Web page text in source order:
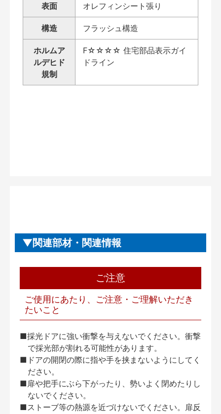
表面 オレフィンシート張り
構造 フラッシュ構造
ホルムア
ルデヒド
規制
F☆☆☆☆ 住宅部品表示ガイ
ドライン
関連部材・関連情報
ご注意
ご使用にあたり、ご注意・ご理解いただき
たいこと
■採光ドアに強い衝撃を与えないでください。衝撃
で採光部が割れる可能性があります。
■ドアの開閉の際に指や手を挟まないようにしてく
ださい。
■扉や把手にぶら下がったり、勢いよく閉めたりし
ないでください。
■ストーブ等の熱源を近づけないでください。扉反